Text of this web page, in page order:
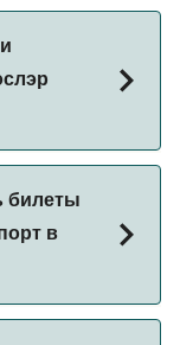
от
Цена
билеты
в